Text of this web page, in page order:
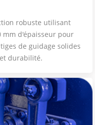
robuste utilisant
mm d'épaisseur pour
de guidage solides
durabilité.